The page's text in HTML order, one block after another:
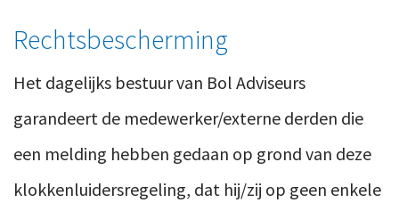
Rechtsbescherming
Het dagelijks bestuur van Bol Adviseurs
garandeert de medewerker/externe derden die
een melding hebben gedaan op grond van deze
klokkenluidersregeling, dat hij/zij op geen enkele